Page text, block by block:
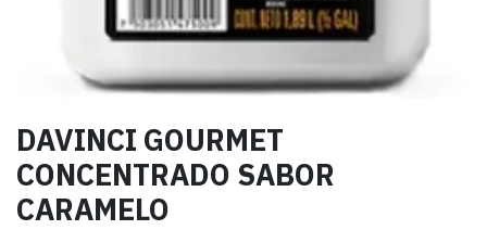
DAVINCI GOURMET
CONCENTRADO SABOR
CARAMELO